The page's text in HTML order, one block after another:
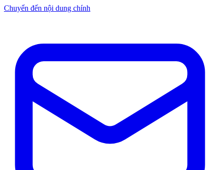
Chuyển đến nội dung chính